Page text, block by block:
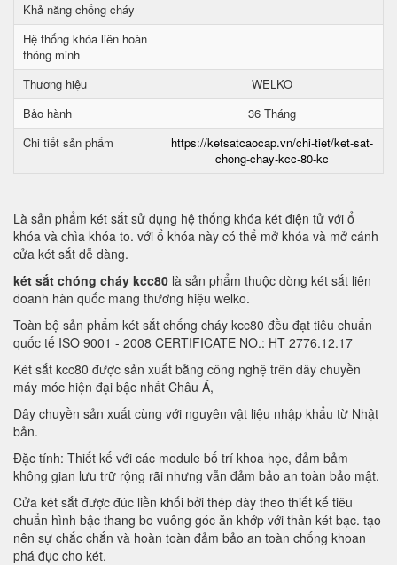
Khả năng chống cháy
Hệ thống khóa liên hoàn
thông minh
Thương hiệu
WELKO
Bảo hành
36 Tháng
Chi tiết sản phẩm
https://ketsatcaocap.vn/chi-tiet/ket-sat-
chong-chay-kcc-80-kc
Là sản phẩm két sắt sử dụng hệ thống khóa két điện tử với ổ
khóa và chìa khóa to. với ổ khóa này có thể mở khóa và mở cánh
cửa két sắt dễ dàng.
két sắt chóng cháy kcc80 là sản phẩm thuộc dòng két sắt liên
doanh hàn quốc mang thương hiệu welko.
Toàn bộ sản phẩm két sắt chống cháy kcc80 đều đạt tiêu chuẩn
quốc tế ISO 9001 - 2008 CERTIFICATE NO.: HT 2776.12.17
Két sắt kcc80 được sản xuất bằng công nghệ trên dây chuyền
máy móc hiện đại bậc nhất Châu Á,
Dây chuyền sản xuất cùng với nguyên vật liệu nhập khẩu từ Nhật
bản.
Đặc tính: Thiết kế với các module bố trí khoa học, đảm bảm
không gian lưu trữ rộng rãi nhưng vẫn đảm bảo an toàn bảo mật.
Cửa két sắt được đúc liền khối bởi thép dày theo thiết kế tiêu
chuẩn hình bậc thang bo vuông góc ăn khớp với thân két bạc. tạo
nên sự chắc chắn và hoàn toàn đảm bảo an toàn chống khoan
phá đục cho két.